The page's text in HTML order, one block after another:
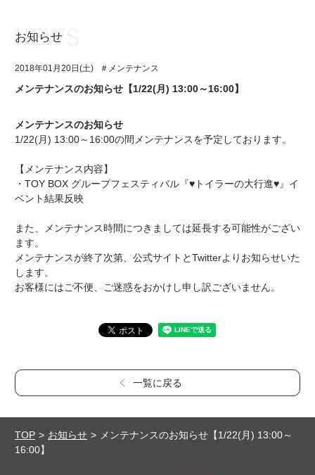
アプリゲーム
イベント・キャンペーン
ミュージック
ギャラリー
ユニット&キャラクター
アプリゲーム
イベント・キャンペーン
グッズ・本
ギャラリー
お知らせ
2018年01月20日(土) ＃メンテナンス
メンテナンスのお知らせ【1/22(月) 13:00～16:00】
メンテナンスのお知らせ
1/22(月) 13:00～16:00の間メンテナンスを予定しております。
【メンテナンス内容】
・TOY BOX グループフェスティバル『♥トイラーの大行進♥』イ
ベント結果反映
また、メンテナンス時間につきましては延長する可能性がござい
ます。
メンテナンスが終了次第、公式サイトとTwitterよりお知らせいた
します。
お客様にはご不便、ご迷惑をおかけし申し訳ございません。
一覧に戻る
TOP お知らせ
メンテナンスのお知らせ【1/22(月) 13:00～
16:00】